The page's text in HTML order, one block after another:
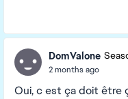
DomValone
2 months ago
Oui, c est ça doit être